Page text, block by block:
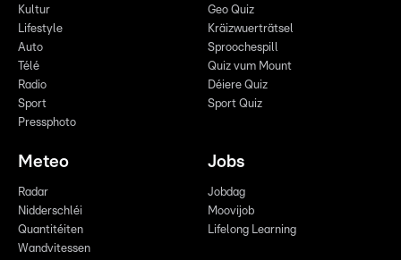
Kultur
Lifestyle
Auto
Télé
Radio
Sport
Pressphoto
Geo Quiz
Kräizwuerträtsel
Sproochespill
Quiz vum Mount
Déiere Quiz
Sport Quiz
Meteo
Radar
Nidderschléi
Quantitéiten
Wandvitessen
Jobs
Jobdag
Moovijob
Lifelong Learning